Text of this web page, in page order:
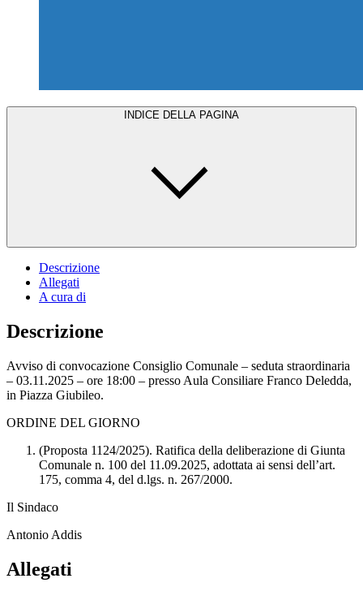
INDICE DELLA PAGINA
Descrizione
Allegati
A cura di
Descrizione
Avviso di convocazione Consiglio Comunale – seduta straordinaria
– 03.11.2025 – ore 18:00 – presso Aula Consiliare Franco Deledda,
in Piazza Giubileo.
ORDINE DEL GIORNO
(Proposta 1124/2025). Ratifica della deliberazione di Giunta
Comunale n. 100 del 11.09.2025, adottata ai sensi dell’art.
175, comma 4, del d.lgs. n. 267/2000.
Il Sindaco
Antonio Addis
Allegati